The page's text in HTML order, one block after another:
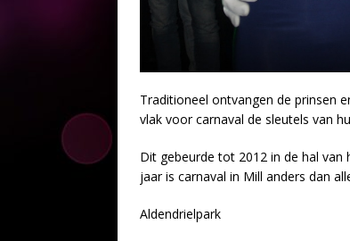
Traditioneel ontvangen de prinsen
vlak voor carnaval de sleutels van
Dit gebeurde tot 2012 in de hal
jaar is carnaval in Mill anders dan
Aldendrielpark